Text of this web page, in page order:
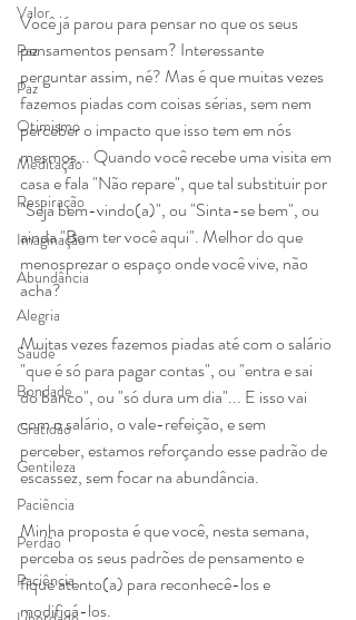
Valor
Paz
Paz
Otimismo
Meditação
Respiração
Imaginação
Abundância
Alegria
Saúde
Bondade
Gratidão
Gentileza
Paciência
Perdão
Paciência
Você já parou para pensar no que os seus
pensamentos pensam? Interessante
perguntar assim, né? Mas é que muitas vezes
fazemos piadas com coisas sérias, sem nem
perceber o impacto que isso tem em nós
mesmos... Quando você recebe uma visita em
casa e fala "Não repare", que tal substituir por
"Seja bem-vindo(a)", ou "Sinta-se bem", ou
ainda "Bom ter você aqui". Melhor do que
menosprezar o espaço onde você vive, não
acha?
Muitas vezes fazemos piadas até com o salário
"que é só para pagar contas", ou "entra e sai
do banco", ou "só dura um dia"... E isso vai
com o salário, o vale-refeição, e sem
perceber, estamos reforçando esse padrão de
escassez, sem focar na abundância.
Minha proposta é que você, nesta semana,
perceba os seus padrões de pensamento e
fique atento(a) para reconhecê-los e
modificá-los.